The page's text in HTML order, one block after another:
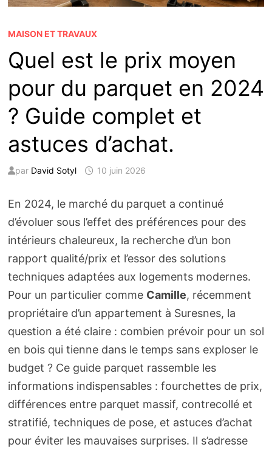
MAISON ET TRAVAUX
Quel est le prix moyen
pour du parquet en 2024
? Guide complet et
astuces d’achat.
par David Sotyl 10 juin 2026
En 2024, le marché du parquet a continué
d’évoluer sous l’effet des préférences pour des
intérieurs chaleureux, la recherche d’un bon
rapport qualité/prix et l’essor des solutions
techniques adaptées aux logements modernes.
Pour un particulier comme Camille, récemment
propriétaire d’un appartement à Suresnes, la
question a été claire : combien prévoir pour un sol
en bois qui tienne dans le temps sans exploser le
budget ? Ce guide parquet rassemble les
informations indispensables : fourchettes de prix,
différences entre parquet massif, contrecollé et
stratifié, techniques de pose, et astuces d’achat
pour éviter les mauvaises surprises. Il s’adresse